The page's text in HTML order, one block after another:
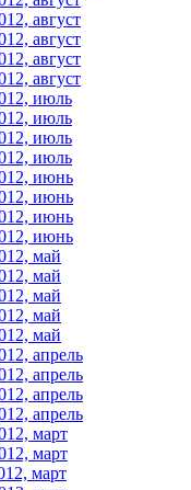
август
август
август
август
июль
июль
июль
июль
июнь
июнь
июнь
июнь
май
май
май
май
май
апрель
апрель
апрель
апрель
март
март
март